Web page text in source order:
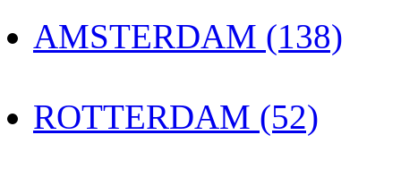
AMSTERDAM (138)
ROTTERDAM (52)